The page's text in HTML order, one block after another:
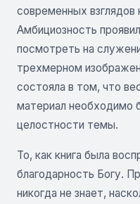
современных
Амбициозность
посмотреть на
трехмерном
состояла в том, что
материал необходимо
целостности темы.
То, как книга была
благодарность Богу.
никогда не знает,